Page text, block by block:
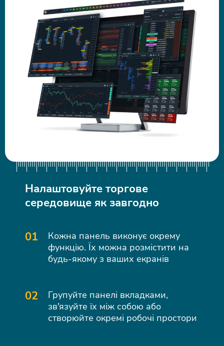
Налаштовуйте торгове
середовище як завгодно
01
Кожна панель виконує окрему
функцію. Їх можна розмістити на
будь-якому з ваших екранів
02
Групуйте панелі вкладками,
зв'язуйте їх між собою або
створюйте окремі робочі простори